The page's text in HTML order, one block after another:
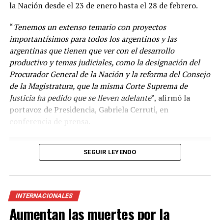
“Venimos diciendo que la circulación de las variantes ha
sido muy dinámica y desde el principio la vacuna en el
beneficioso de la vacunación en las hospitalizaciones y
las muertes”, agregó.
que se suman al Plan de Vacunación son del laboratorio
etaria superior a los 12 años; y otra del laboratorio
la Nación desde el 23 de enero hasta el 28 de febrero.
“Tenemos un extenso temario con proyectos
importantísimos para todos los argentinos y las
argentinas que tienen que ver con el desarrollo
productivo y temas judiciales, como la designación del
Procurador General de la Nación y la reforma del Consejo
de la Magistratura, que la misma Corte Suprema de
Justicia ha pedido que se lleven adelante”, afirmó la
portavoz de Presidencia, Gabriela Cerruti, en
conferencia de prensa.
SEGUIR LEYENDO
INTERNACIONALES
Aumentan las muertes por la